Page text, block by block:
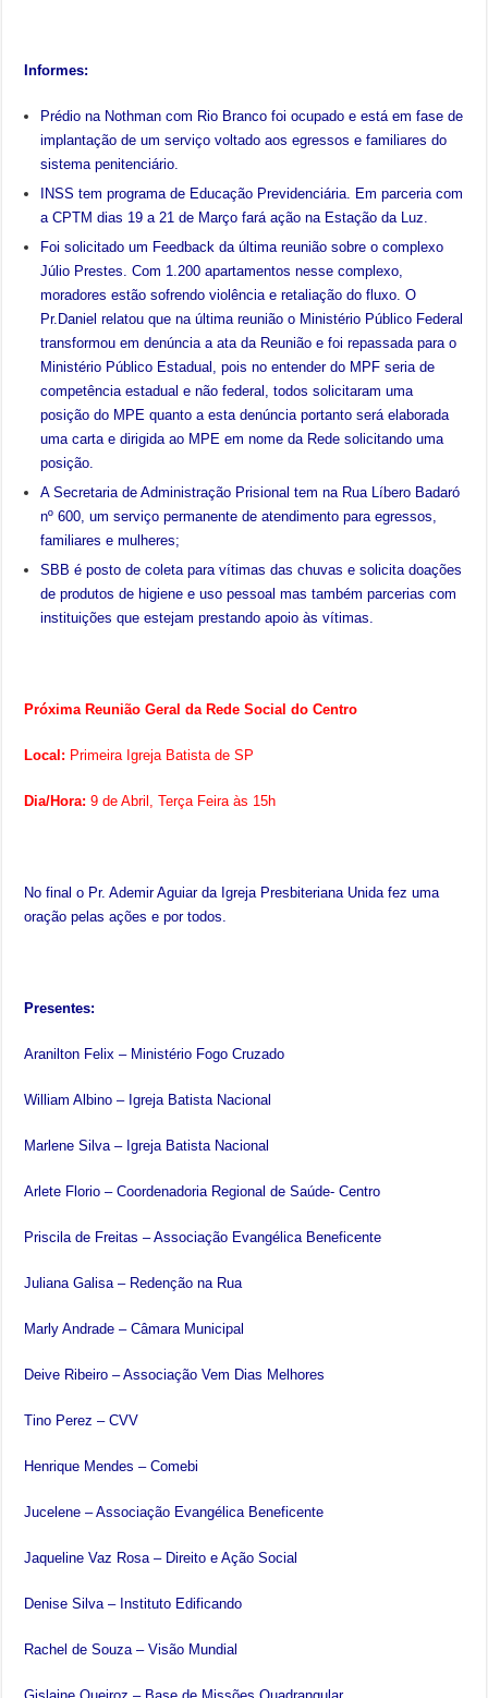
Informes:
Prédio na Nothman com Rio Branco foi ocupado e está em fase de
implantação de um serviço voltado aos egressos e familiares do
sistema penitenciário.
INSS tem programa de Educação Previdenciária. Em parceria com
a CPTM dias 19 a 21 de Março fará ação na Estação da Luz.
Foi solicitado um Feedback da última reunião sobre o complexo
Júlio Prestes. Com 1.200 apartamentos nesse complexo,
moradores estão sofrendo violência e retaliação do fluxo. O
Pr.Daniel relatou que na última reunião o Ministério Público Federal
transformou em denúncia a ata da Reunião e foi repassada para o
Ministério Público Estadual, pois no entender do MPF seria de
competência estadual e não federal, todos solicitaram uma
posição do MPE quanto a esta denúncia portanto será elaborada
uma carta e dirigida ao MPE em nome da Rede solicitando uma
posição.
A Secretaria de Administração Prisional tem na Rua Líbero Badaró
nº 600, um serviço permanente de atendimento para egressos,
familiares e mulheres;
SBB é posto de coleta para vítimas das chuvas e solicita doações
de produtos de higiene e uso pessoal mas também parcerias com
instituições que estejam prestando apoio às vítimas.
Próxima Reunião Geral da Rede Social do Centro
Local: Primeira Igreja Batista de SP
Dia/Hora:9 de Abril, Terça Feira às 15h
No final o Pr. Ademir Aguiar da Igreja Presbiteriana Unida fez uma
oração pelas ações e por todos.
Presentes:
Aranilton Felix – Ministério Fogo Cruzado
William Albino – Igreja Batista Nacional
Marlene Silva – Igreja Batista Nacional
Arlete Florio – Coordenadoria Regional de Saúde- Centro
Priscila de Freitas – Associação Evangélica Beneficente
Juliana Galisa – Redenção na Rua
Marly Andrade – Câmara Municipal
Deive Ribeiro – Associação Vem Dias Melhores
Tino Perez – CVV
Henrique Mendes – Comebi
Jucelene – Associação Evangélica Beneficente
Jaqueline Vaz Rosa – Direito e Ação Social
Denise Silva – Instituto Edificando
Rachel de Souza – Visão Mundial